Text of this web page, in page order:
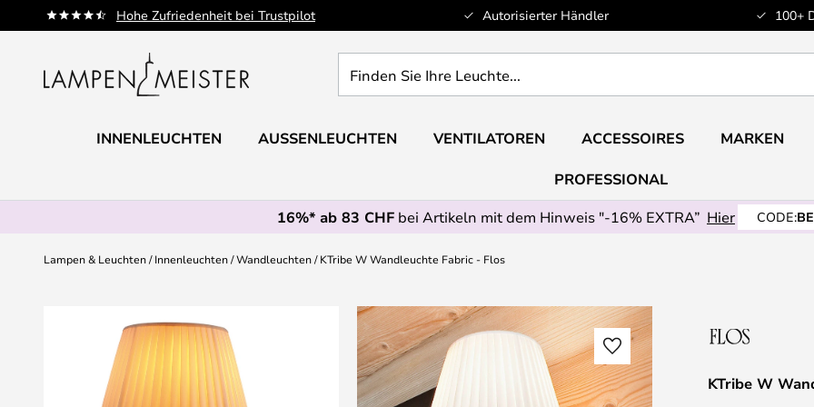
Hohe Zufriedenheit bei Trustpilot Autorisierter Händler 100+
Zum
Inhalt
Sie
Leuchte...
INNENLEUCHTEN AUSSENLEUCHTEN VENTILATOREN ACCESSOIRES MARKEN
PROFESSIONAL
16%* ab 83 CHF bei Artikeln mit dem Hinweis "-16% EXTRA” Hier CODE:
Lampen & Leuchten Innenleuchten Wandleuchten KTribe W Wandleuchte Fabric - Flos
Bildgalerie
KTribe W